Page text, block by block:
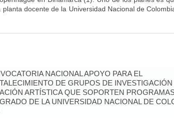
docente de la Universidad Nacional de
NACIONAL APOYO PARA EL
DE GRUPOS DE INVESTIGACIÓN
ARTÍSTICA QUE SOPORTEN
DE LA UNIVERSIDAD NACIONAL DE